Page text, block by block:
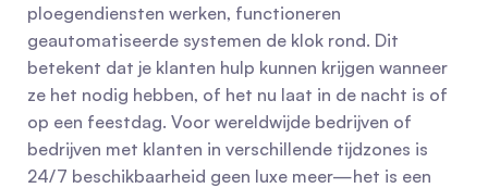
ploegendiensten werken, functioneren
geautomatiseerde systemen de klok rond. Dit
betekent dat je klanten hulp kunnen krijgen wanneer
ze het nodig hebben, of het nu laat in de nacht is of
op een feestdag. Voor wereldwijde bedrijven of
bedrijven met klanten in verschillende tijdzones is
24/7 beschikbaarheid geen luxe meer—het is een